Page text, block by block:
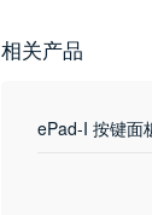
相关产品
ePad-I 按键面